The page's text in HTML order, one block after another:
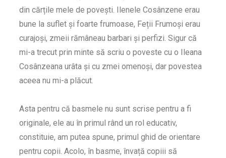
din cărțile mele de povești. Ilenele Cosânzene erau
bune la suflet și foarte frumoase, Feții Frumoși erau
curajoși, zmeii rămâneau barbari și perfizi. Sigur că
mi-a trecut prin minte să scriu o poveste cu o Ileana
Cosânzeana urâta și cu zmei omenoși, dar povestea
aceea nu mi-a plăcut.
Asta pentru că basmele nu sunt scrise pentru a fi
originale, ele au în primul rând un rol educativ,
constituie, am putea spune, primul ghid de orientare
pentru copii. Acolo, în basme, învață copiii să